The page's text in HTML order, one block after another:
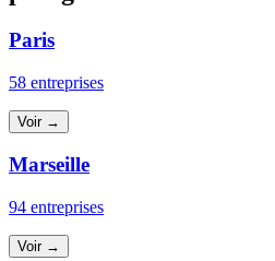
Paris
58 entreprises
Voir →
Marseille
94 entreprises
Voir →